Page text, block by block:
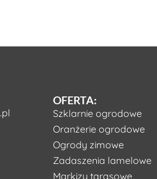
OFERTA:
Szklarnie ogrodowe
Oranżerie ogrodowe
Ogrody zimowe
Zadaszenia lamelowe
Markizy tarasowe